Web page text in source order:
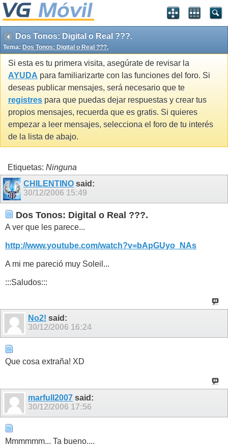
Dos Tonos: Digital o Real ???.
Tema: Dos Tonos: Digital o Real ???.
Si esta es tu primera visita, asegúrate de revisar la
AYUDA para familiarizarte con las funciones del foro. Si
deseas publicar mensajes, será necesario que te
registres para que puedas dejar respuestas y crear tus
propios mensajes, recuerda que es gratis. Si quieres
empezar a leer mensajes, selecciona el foro de tu interés
de la lista de abajo.
Etiquetas: Ninguna
CHILENTINO said:
30/12/2006 15:49
Dos Tonos: Digital o Real ???.
A ver que les parece...
http://www.youtube.com/watch?v=bApGUyo_NAs
A mi me pareció muy Soleil...
:::Saludos:::
No2! said:
30/12/2006 16:24
Que cosa extraña! XD
marfull2007 said:
30/12/2006 17:56
Mmmmmm... Ta bueno....